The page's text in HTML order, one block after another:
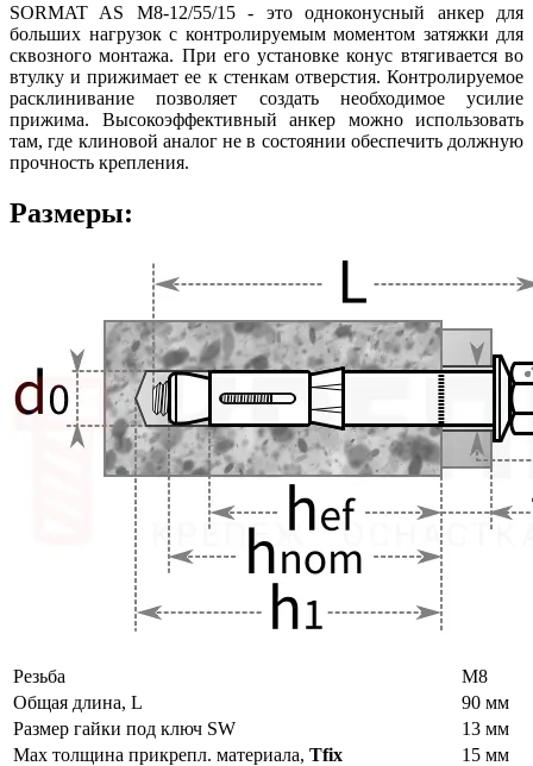
SORMAT AS M8-12/55/15 - это одноконусный анкер для
больших нагрузок с контролируемым моментом затяжки для
сквозного монтажа. При его установке конус втягивается во
втулку и прижимает ее к стенкам отверстия. Контролируемое
расклинивание позволяет создать необходимое усилие
прижима. Высокоэффективный анкер можно использовать
там, где клиновой аналог не в состоянии обеспечить должную
прочность крепления.
Размеры:
Резьба
М8
Общая длина, L
90 мм
Размер гайки под ключ SW
13 мм
Max толщина прикрепл. материала, Tfix
15 мм